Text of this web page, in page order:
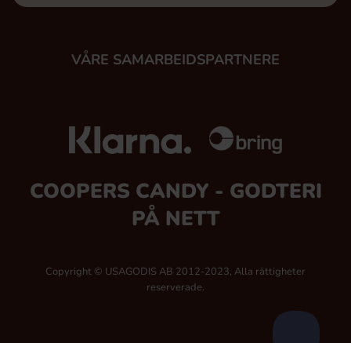
VÅRE SAMARBEIDSPARTNERE
COOPERS CANDY - GODTERI
PÅ NETT
Copyright © USAGODIS AB 2012-2023, Alla rättigheter
reserverade.